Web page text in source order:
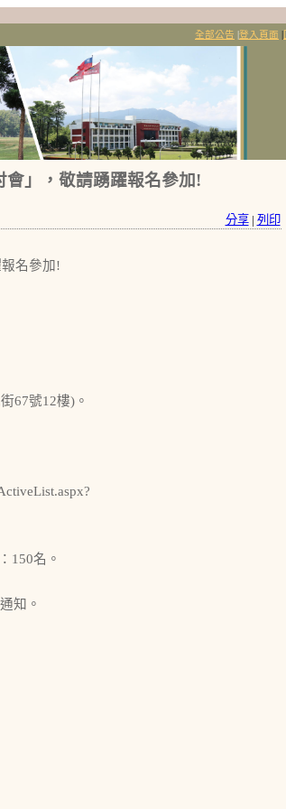
全部公告 登入頁面
會」，敬請踴躍報名參加!
分享 | 列印
名參加!
67號12樓)。
150名。
知。